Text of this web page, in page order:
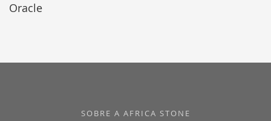
Oracle
SOBRE A AFRICA STONE